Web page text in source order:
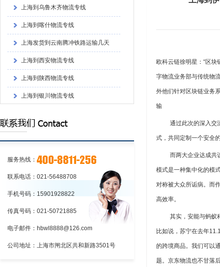
上海到新疆物流专线
服务热线：
联系电话：021-56488708
手机号码：15901928822
传真号码：021-50721885
电子邮件：hbwl8888@126.com
公司地址：上海市闸北区共和新路3501号
欧科云链徐明星：“区
字物流业务部与传统物
外他们针对区块链业务
输
通过此次的深入交
式，共同定制一个安全
而两大企业达成共
模式是一种集中化的模
对称被大众所诟病。而
高效率。
其实，安能与蚂蚁
比如说，苏宁在去年
的跨境商品。我们可以
题。京东物流也不甘落